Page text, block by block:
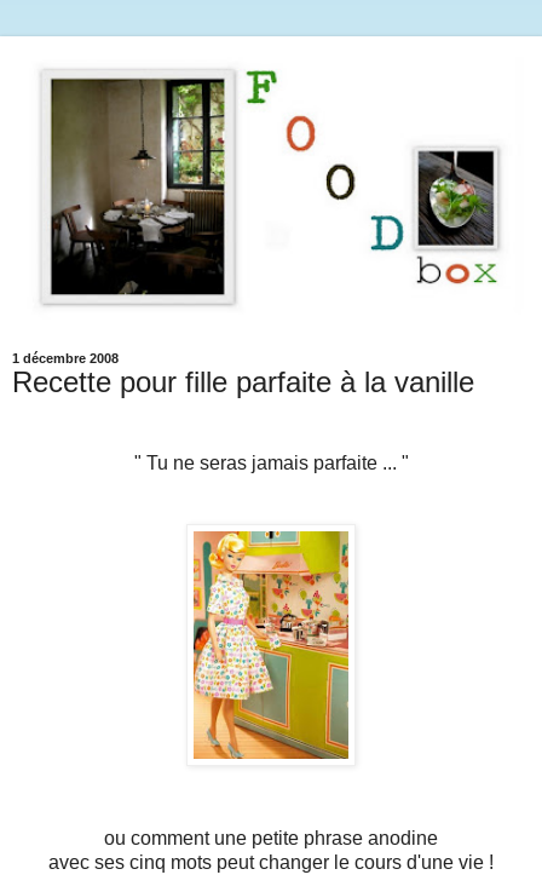
1 décembre 2008
Recette pour fille parfaite à la vanille
" Tu ne seras jamais parfaite ... "
ou comment une petite phrase anodine
avec ses cinq mots peut changer le cours d'une vie !